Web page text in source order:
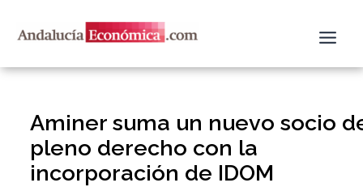
Aminer suma un nuevo socio
pleno derecho con la
incorporación de IDOM